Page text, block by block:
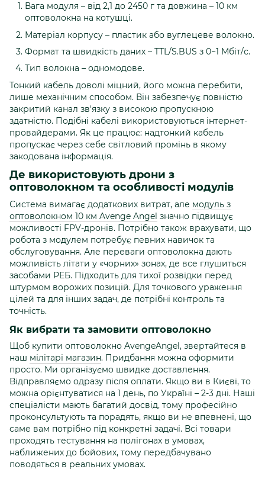
Вага модуля – від 2,1 до 2450 г та довжина – 10 км
оптоволокна на котушці.
Матеріал корпусу – пластик або вуглецеве волокно.
Формат та швидкість даних – TTL/S.BUS з 0~1 Мбіт/с.
Тип волокна – одномодове.
Тонкий кабель доволі міцний, його можна перебити,
лише механічним способом. Він забезпечує повністю
закритий канал зв'язку з високою пропускною
здатністю. Подібні кабелі використовуються інтернет-
провайдерами. Як це працює: надтонкий кабель
пропускає через себе світловий промінь в якому
закодована інформація.
Де використовують дрони з
оптоволокном та особливості модулів
Система вимагає додаткових витрат, але модуль з
оптоволокном 10 км Avenge Angel значно підвищує
можливості FPV-дронів. Потрібно також врахувати, що
робота з модулем потребує певних навичок та
обслуговування. Але переваги оптоволокна дають
можливість літати у «чорних» зонах, де все глушиться
засобами РЕБ. Підходить для тихої розвідки перед
штурмом ворожих позицій. Для точкового ураження
цілей та для інших задач, де потрібні контроль та
точність.
Як вибрати та замовити оптоволокно
Щоб купити оптоволокно AvengeAngel, звертайтеся в
наш мілітарі магазин. Придбання можна оформити
просто. Ми організуємо швидке доставлення.
Відправляємо одразу після оплати. Якщо ви в Києві, то
можна орієнтуватися на 1 день, по Україні – 2-3 дні. Наші
спеціалісти мають багатий досвід, тому професійно
проконсультують та порадять, якщо ви не впевнені, що
саме вам потрібно під конкретні задачі. Всі товари
проходять тестування на полігонах в умовах,
наближених до бойових, тому передбачувано
поводяться в реальних умовах.